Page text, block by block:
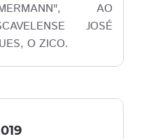
AO
JOSÉ
O ZICO.